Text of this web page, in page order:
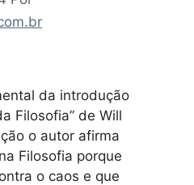
da introdução
Filosofia” de Will
o autor afirma
Filosofia porque
o caos e que